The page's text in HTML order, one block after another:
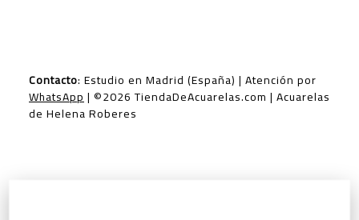
Contacto: Estudio en Madrid (España) | Atención por
WhatsApp| ©2026 TiendaDeAcuarelas.com | Acuarelas
de Helena Roberes